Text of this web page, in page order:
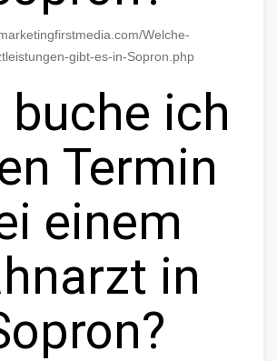
Welche-
gibt-es-in-Sopron.php
buche ich
Termin
einem
in